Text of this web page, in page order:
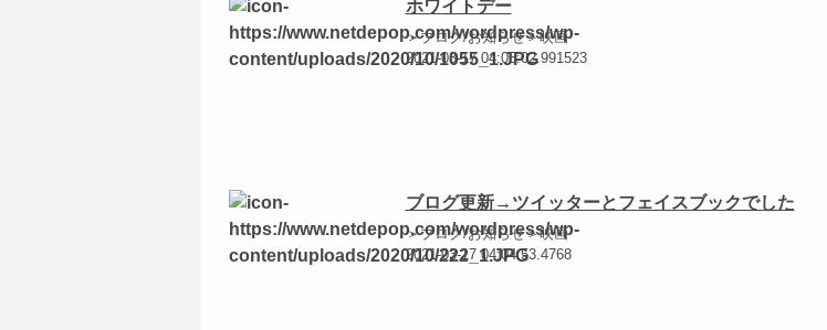
ホワイトデー
＞ブログ/お知らせ＞映画
2021-03-17 04:05:02.991523
ブログ更新→ツイッターとフェイスブックでした
＞ブログ/お知らせ＞映画
2021-03-17 04:04:53.4768